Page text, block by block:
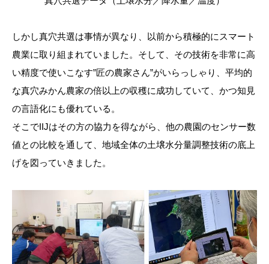
しかし真穴共選は事情が異なり、以前から積極的にスマート
農業に取り組まれていました。そして、その技術を非常に高
い精度で使いこなす”匠の農家さん”がいらっしゃり、平均的
な真穴みかん農家の倍以上の収穫に成功していて、かつ知見
の言語化にも優れている。
そこでIIJはその方の協力を得ながら、他の農園のセンサー数
値との比較を通して、地域全体の土壌水分量調整技術の底上
げを図っていきました。